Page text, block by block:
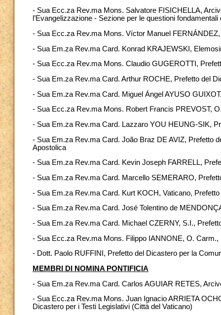
- Sua Ecc.za Rev.ma Mons. Salvatore FISICHELLA,
l’Evangelizzazione - Sezione per le questioni
- Sua Ecc.za Rev.ma Mons. Víctor Manuel
- Sua Em.za Rev.ma Card. Konrad KRAJEWSKI,
- Sua Ecc.za Rev.ma Mons. Claudio GUGEROTTI,
- Sua Em.za Rev.ma Card. Arthur ROCHE, Prefetto del
- Sua Em.za Rev.ma Card. Miguel Ángel AYUSO
- Sua Ecc.za Rev.ma Mons. Robert Francis PREVOST,
- Sua Em.za Rev.ma Card. Lazzaro YOU HEUNG-SIK,
- Sua Em.za Rev.ma Card. João Braz DE AVIZ, Prefetto
Apostolica
- Sua Em.za Rev.ma Card. Kevin Joseph FARRELL,
- Sua Em.za Rev.ma Card. Marcello SEMERARO,
- Sua Em.za Rev.ma Card. Kurt KOCH, Vaticano,
- Sua Em.za Rev.ma Card. José Tolentino de
- Sua Em.za Rev.ma Card. Michael CZERNY, S.I.,
- Sua Ecc.za Rev.ma Mons. Filippo IANNONE, O.
- Dott. Paolo RUFFINI, Prefetto del Dicastero per la
MEMBRI DI NOMINA PONTIFICIA
- Sua Em.za Rev.ma Card. Carlos AGUIAR RETES,
- Sua Ecc.za Rev.ma Mons. Juan Ignacio ARRIETA
Dicastero per i Testi Legislativi (Città del Vaticano)